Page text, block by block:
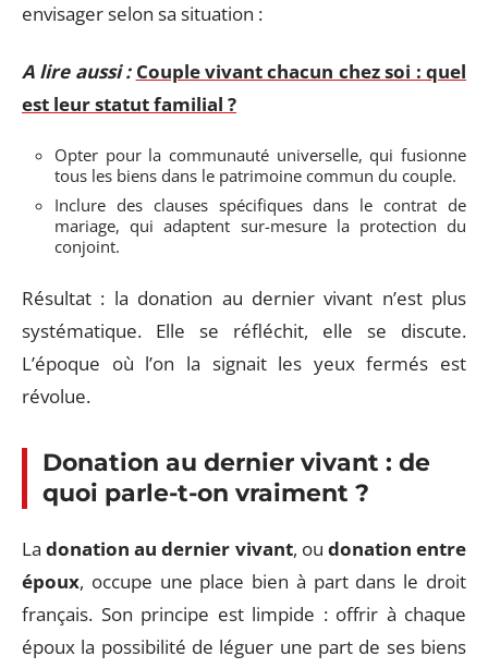
envisager selon sa situation :
A lire aussi : Couple vivant chacun chez soi : quel
est leur statut familial ?
Opter pour la communauté universelle, qui fusionne
tous les biens dans le patrimoine commun du couple.
Inclure des clauses spécifiques dans le contrat de
mariage, qui adaptent sur-mesure la protection du
conjoint.
Résultat : la donation au dernier vivant n’est plus
systématique. Elle se réfléchit, elle se discute.
L’époque où l’on la signait les yeux fermés est
révolue.
Donation au dernier vivant : de
quoi parle-t-on vraiment ?
Ladonation au dernier vivant, ou donation entre
époux, occupe une place bien à part dans le droit
français. Son principe est limpide : offrir à chaque
époux la possibilité de léguer une part de ses biens